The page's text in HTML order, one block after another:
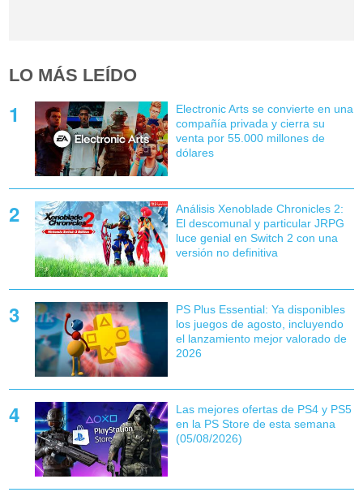
LO MÁS LEÍDO
Electronic Arts se convierte en una
compañía privada y cierra su
venta por 55.000 millones de
dólares
Análisis Xenoblade Chronicles 2:
El descomunal y particular JRPG
luce genial en Switch 2 con una
versión no definitiva
PS Plus Essential: Ya disponibles
los juegos de agosto, incluyendo
el lanzamiento mejor valorado de
2026
Las mejores ofertas de PS4 y PS5
en la PS Store de esta semana
(05/08/2026)